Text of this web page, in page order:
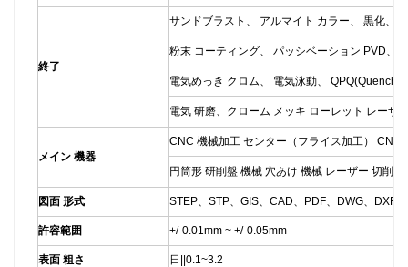
終了
サンドブラスト、 アルマイト カラー、 黒化、
粉末 コーティング、 パッシベーション PVD、
電気めっき クロム、 電気泳動、 QPQ(Quench-
電気 研磨、クローム メッキ ローレット レーザ
メイン 機器
CNC 機械加工 センター（フライス加工） CNC
円筒形 研削盤 機械 穴あけ 機械 レーザー 切削
図面 形式 STEP、STP、GIS、CAD、PDF、DWG、DXF
許容範囲 +/-0.01mm ~ +/-0.05mm
表面 粗さ
日||0.1~3.2